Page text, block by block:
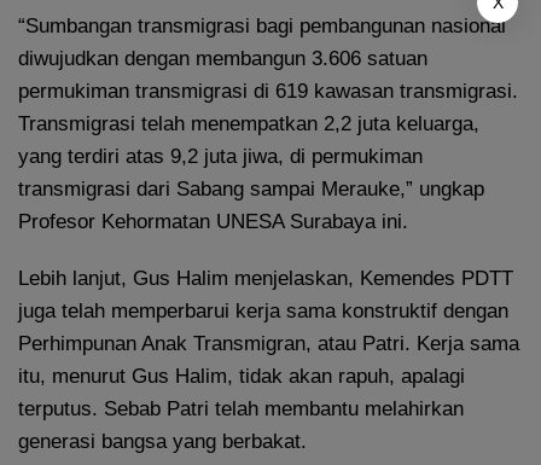
“Sumbangan transmigrasi bagi pembangunan nasional
diwujudkan dengan membangun 3.606 satuan
permukiman transmigrasi di 619 kawasan transmigrasi.
Transmigrasi telah menempatkan 2,2 juta keluarga,
yang terdiri atas 9,2 juta jiwa, di permukiman
transmigrasi dari Sabang sampai Merauke,” ungkap
Profesor Kehormatan UNESA Surabaya ini.
Lebih lanjut, Gus Halim menjelaskan, Kemendes PDTT
juga telah memperbarui kerja sama konstruktif dengan
Perhimpunan Anak Transmigran, atau Patri. Kerja sama
itu, menurut Gus Halim, tidak akan rapuh, apalagi
terputus. Sebab Patri telah membantu melahirkan
generasi bangsa yang berbakat.